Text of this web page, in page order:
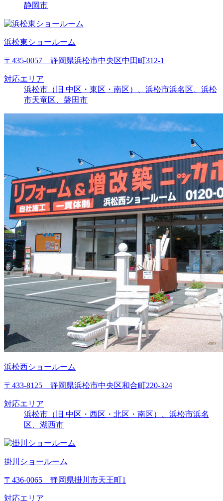
静岡市
浜松東ショールーム
〒435-0057 静岡県浜松市中央区中田町312-1
対応エリア
浜松市（旧 中区・東区・南区）、浜松市浜名区、浜松
市天竜区、磐田市
浜松西ショールーム
〒433-8125 静岡県浜松市中央区和合町220-324
対応エリア
浜松市（旧 中区・西区・北区・南区）、浜松市浜名
区、湖西市
掛川ショールーム
〒436-0065 静岡県掛川市天王町1
対応エリア